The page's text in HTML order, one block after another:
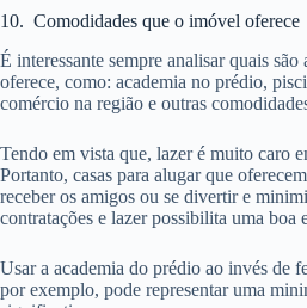
10. Comodidades que o imóvel oferece
É interessante sempre analisar quais
oferece, como: academia no prédio,
comércio na região e outras
Tendo em vista que, lazer é muito caro
Portanto, casas para alugar que
receber os amigos ou se divertir e
contratações e lazer possibilita uma boa
Usar a academia do prédio ao invés de
por exemplo, pode representar uma